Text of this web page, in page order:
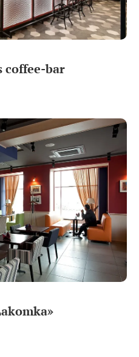
coffee-bar